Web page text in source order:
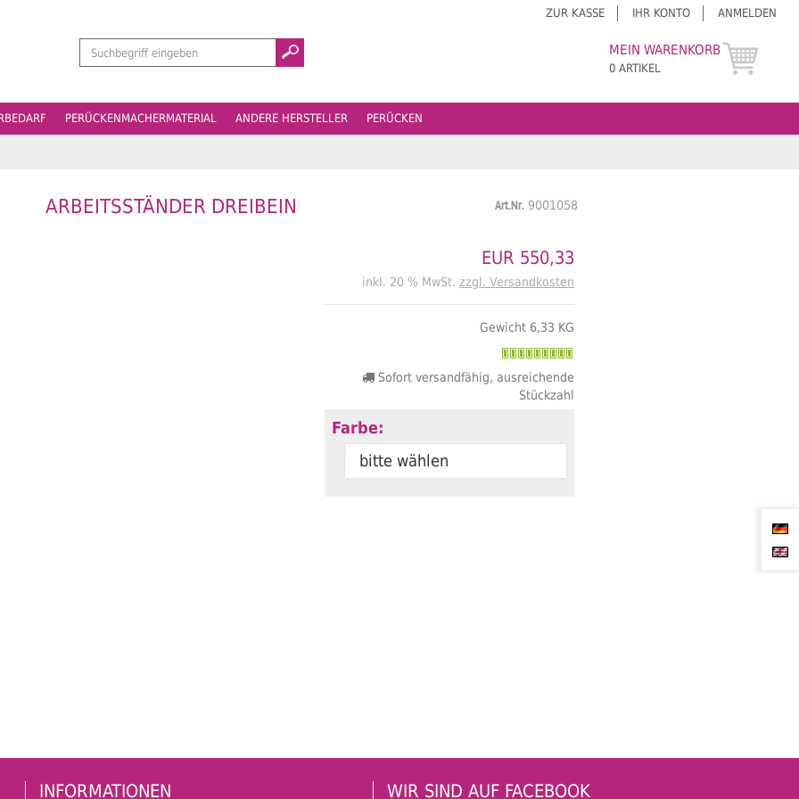
ZUR KASSE IHR KONTO ANMELDEN
Suchen MEIN WARENKORB
0 ARTIKEL
PERÜCKENMACHERMATERIAL ANDERE HERSTELLER PERÜCKEN
ARBEITSSTÄNDER DREIBEIN Art.Nr.9001058
EUR 550,33
inkl. 20 % MwSt. zzgl. Versandkosten
Gewicht 6,33 KG
Sofort versandfähig, ausreichende
Stückzahl
Farbe:
bitte wählen
INFORMATIONEN WIR SIND AUF FACEBOOK